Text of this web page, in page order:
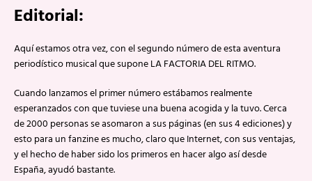
Editorial:
Aquí estamos otra vez, con el segundo número de esta aventura
periodístico musical que supone LA FACTORIA DEL RITMO.
Cuando lanzamos el primer número estábamos realmente
esperanzados con que tuviese una buena acogida y la tuvo. Cerca
de 2000 personas se asomaron a sus páginas (en sus 4 ediciones) y
esto para un fanzine es mucho, claro que Internet, con sus ventajas,
y el hecho de haber sido los primeros en hacer algo así desde
España, ayudó bastante.